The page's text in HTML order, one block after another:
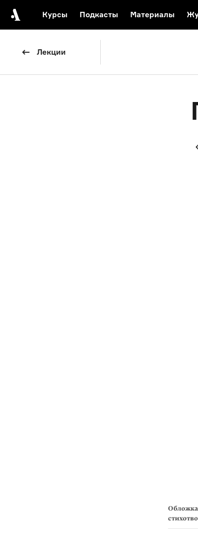
Лекции
Курсы Подкасты Материалы
Обложка